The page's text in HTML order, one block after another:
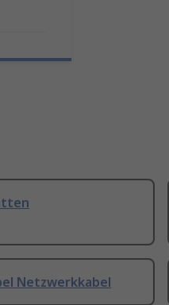
Netzwerkkabel